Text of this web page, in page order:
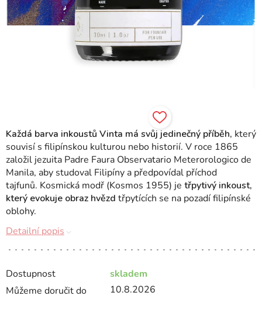
Dostupnost
skladem
Můžeme doručit do
10.8.2026
Každá barva inkoustů Vinta má svůj jedinečný příběh, který
souvisí s filipínskou kulturou nebo historií. V roce 1865
založil jezuita Padre Faura Observatario Meterorologico de
Manila, aby studoval Filipíny a předpovídal příchod
tajfunů. Kosmická modř (Kosmos 1955) je třpytivý inkoust,
který evokuje obraz hvězd třpytících se na pozadí filipínské
oblohy.
Detailní popis